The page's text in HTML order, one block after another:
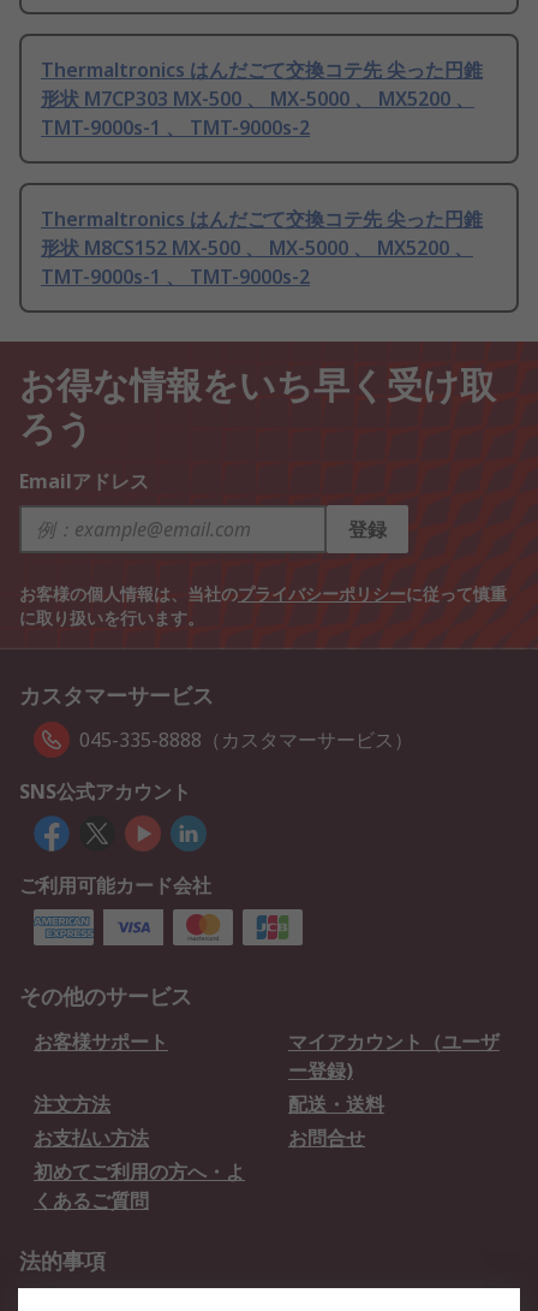
Thermaltronics はんだごて交換コテ先 尖った円錐
形状 M7CP303 MX-500 、 MX-5000 、 MX5200 、
TMT-9000s-1 、 TMT-9000s-2
Thermaltronics はんだごて交換コテ先 尖った円錐
形状 M8CS152 MX-500 、 MX-5000 、 MX5200 、
TMT-9000s-1 、 TMT-9000s-2
お得な情報をいち早く受け取
ろう
Emailアドレス
登録
お客様の個人情報は、当社のプライバシーポリシーに従って慎重
に取り扱いを行います。
カスタマーサービス
045-335-8888（カスタマーサービス）
SNS公式アカウント
ご利用可能カード会社
その他のサービス
お客様サポート
マイアカウント（ユーザ
ー登録)
注文方法
配送・送料
お支払い方法
お問合せ
初めてご利用の方へ・よ
くあるご質問
法的事項